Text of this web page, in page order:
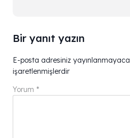
Bir yanıt yazın
E-posta adresiniz
işaretlenmişlerdir
Yorum *